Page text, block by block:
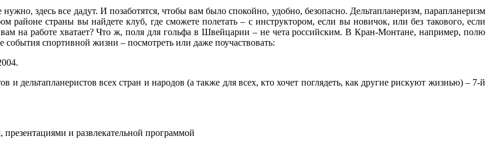
здесь все дадут. И позаботятся, чтобы вам было спокойно, удобно, безопасно. Дельтапланеризм, парапланеризм
страны вы найдете клуб, где сможете полетать – с инструктором, если вы новичок, или без такового, если
на работе хватает? Что ж, поля для гольфа в Швейцарии – не чета российским. В Кран-Монтане, например, полю
спортивной жизни – посмотреть или даже поучаствовать:
и дельтапланеристов всех стран и народов (а также для всех, кто хочет поглядеть, как другие рискуют жизнью) – 7-й
и развлекательной программой